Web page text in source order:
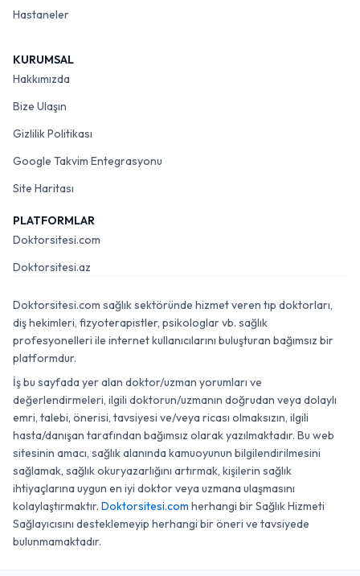
Hastaneler
KURUMSAL
Hakkımızda
Bize Ulaşın
Gizlilik Politikası
Google Takvim Entegrasyonu
Site Haritası
PLATFORMLAR
Doktorsitesi.com
Doktorsitesi.az
Doktorsitesi.com sağlık sektöründe hizmet veren tıp doktorları,
diş hekimleri, fizyoterapistler, psikologlar vb. sağlık
profesyonelleri ile internet kullanıcılarını buluşturan bağımsız bir
platformdur.
İş bu sayfada yer alan doktor/uzman yorumları ve
değerlendirmeleri, ilgili doktorun/uzmanın doğrudan veya dolaylı
emri, talebi, önerisi, tavsiyesi ve/veya ricası olmaksızın, ilgili
hasta/danışan tarafından bağımsız olarak yazılmaktadır. Bu web
sitesinin amacı, sağlık alanında kamuoyunun bilgilendirilmesini
sağlamak, sağlık okuryazarlığını artırmak, kişilerin sağlık
ihtiyaçlarına uygun en iyi doktor veya uzmana ulaşmasını
kolaylaştırmaktır. Doktorsitesi.com herhangi bir Sağlık Hizmeti
Sağlayıcısını desteklemeyip herhangi bir öneri ve tavsiyede
bulunmamaktadır.